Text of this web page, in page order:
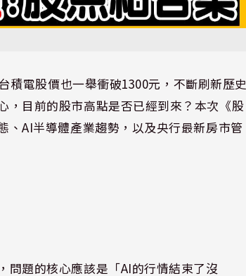
積電股價也一舉衝破1300元，不斷刷新歷史
，目前的股市高點是否已經到來？本次《股
、AI半導體產業趨勢，以及央行最新房市管
問題的核心應該是「AI的行情結束了沒